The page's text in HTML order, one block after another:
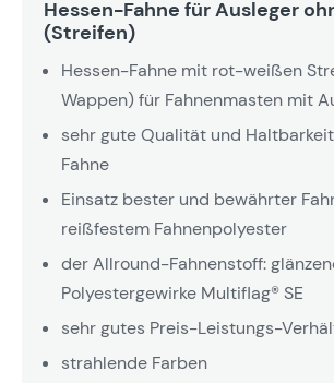
Hessen-Fahne für Ausleger
(Streifen)
Hessen-Fahne mit rot-weißen
Wappen) für Fahnenmasten mit
sehr gute Qualität und
Fahne
Einsatz bester und bewährter
reißfestem Fahnenpolyester
der Allround-Fahnenstoff:
Polyestergewirke Multiflag® SE
sehr gutes Preis-Leistungs-
strahlende Farben